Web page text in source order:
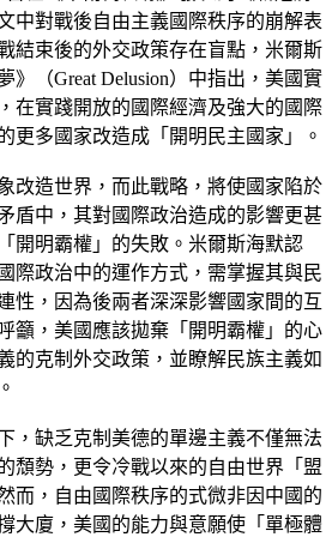
中對戰後自由主義國際秩序的崩解表
結束後的外交政策存在盲點，米爾斯
》（Great Delusion）中指出，美國實
在實踐開放的國際經濟及強大的國際
更多國家改造成「開明民主國家」。
改造世界，而此戰略，將使國家陷於
盾中，其對國際政治造成的影響更甚
開明霸權」的失敗。米爾斯海默認
際政治中的運作方式，需掌握其與民
性，因為後兩者深深影響國家間的互
籲，美國應該拋棄「開明霸權」的心
的克制外交政策，並瞭解民族主義如
，缺乏克制美德的單邊主義不僅無法
頹勢，更令冷戰以來的自由世界「盟
而，自由國際秩序的式微非因中國的
大廈，美國的能力與意願使「單極體